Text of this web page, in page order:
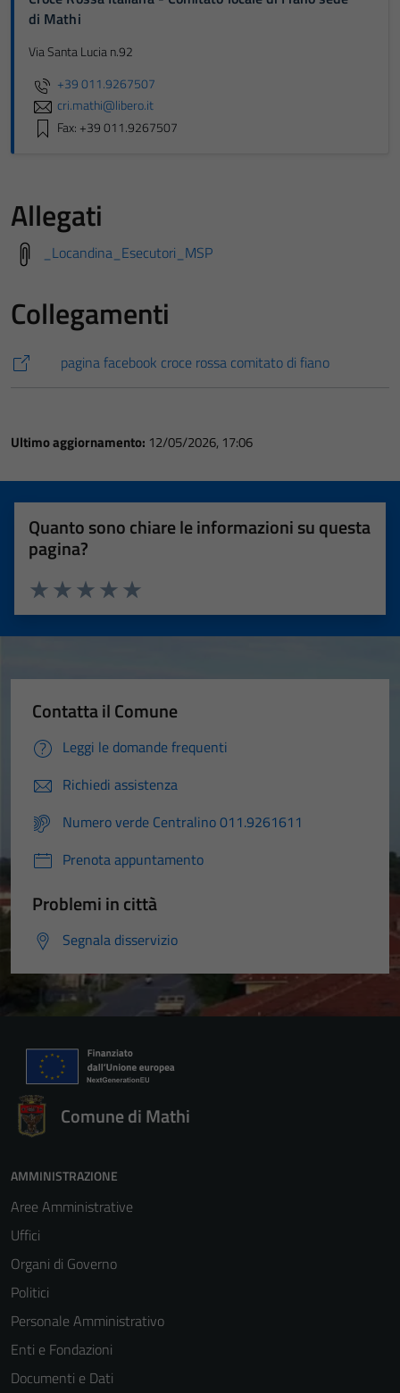
di Mathi
Via Santa Lucia n.92
+39 011.9267507
cri.mathi@libero.it
Fax: +39 011.9267507
Allegati
_Locandina_Esecutori_MSP
Collegamenti
pagina facebook croce rossa comitato di fiano
Ultimo aggiornamento: 12/05/2026, 17:06
Quanto sono chiare le informazioni su questa
pagina?
Valuta 5 stelle su 5
Valuta 4 stelle su 5
Valuta 3 stelle su 5
Valuta 2 stelle su 5
Valuta 1 stelle su 5
Contatta il Comune
Leggi le domande frequenti
Richiedi assistenza
Numero verde Centralino 011.9261611
Prenota appuntamento
Problemi in città
Segnala disservizio
Comune di Mathi
AMMINISTRAZIONE
Aree Amministrative
Uffici
Organi di Governo
Politici
Personale Amministrativo
Enti e Fondazioni
Documenti e Dati